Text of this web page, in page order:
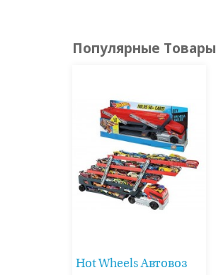
Популярные Товары
Hot Wheels Автовоз